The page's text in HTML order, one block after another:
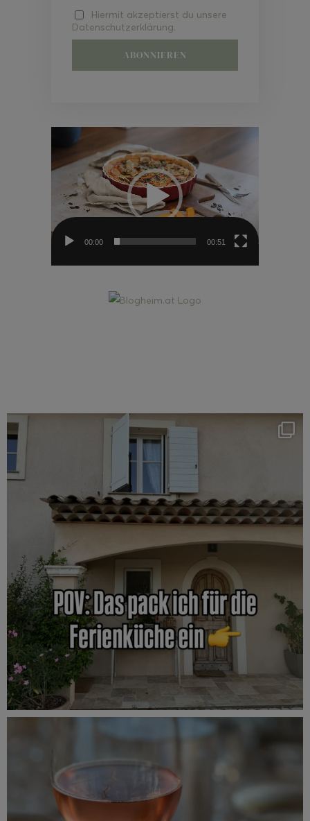
Hiermit akzeptierst du unsere
Datenschutzerklärung.
Video-
00:00 00:51